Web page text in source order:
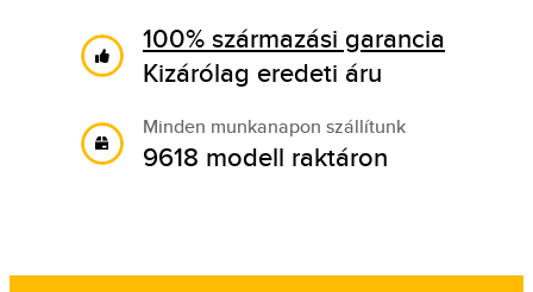
100% származási garancia
Kizárólag eredeti áru
Minden munkanapon szállítunk
9618 modell raktáron